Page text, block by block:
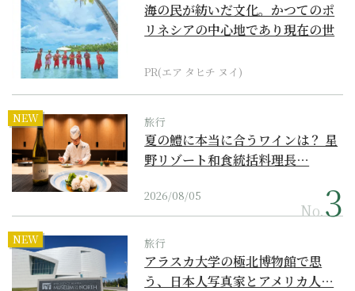
海の民が紡いだ文化。かつてのポ
リネシアの中心地であり現在の世
PR(エア タヒチ ヌイ)
NEW 旅行
夏の鱧に本当に合うワインは？ 星
野リゾート和食統括料理長…
2026/08/05
No.
NEW 旅行
アラスカ大学の極北博物館で思
う、日本人写真家とアメリカ人…